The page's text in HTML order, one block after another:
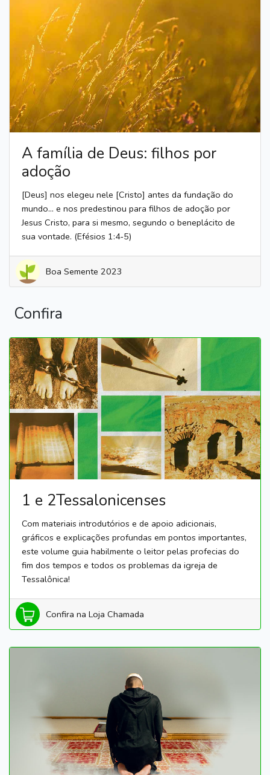
A família de Deus: filhos por
adoção
[Deus] nos elegeu nele [Cristo] antes da fundação do
mundo… e nos predestinou para filhos de adoção por
Jesus Cristo, para si mesmo, segundo o beneplácito de
sua vontade. (Efésios 1:4‑5)
Boa Semente 2023
Confira
1 e 2Tessalonicenses
Com materiais introdutórios e de apoio adicionais,
gráficos e explicações profundas em pontos importantes,
este volume guia habilmente o leitor pelas profecias do
fim dos tempos e todos os problemas da igreja de
Tessalônica!
Confira na Loja Chamada